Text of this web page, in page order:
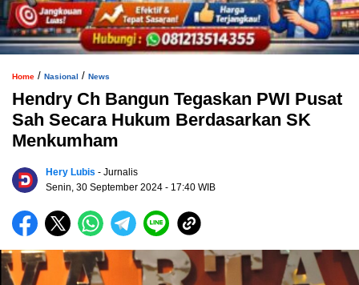
Home / Nasional / News
Hendry Ch Bangun Tegaskan PWI Pusat
Sah Secara Hukum Berdasarkan SK
Menkumham
Hery Lubis - Jurnalis
Senin, 30 September 2024 - 17:40 WIB